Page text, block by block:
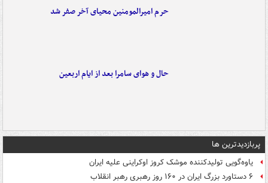
حرم امیرالمومنین محیای آخر صفر شد
حال و هوای سامرا بعد از ایام اربعین
پربازدیدترین ها
یاوه‌گویی تولیدکننده موشک کروز اوکراینی علیه ایران
۶ دستاورد بزرگ ایران در ۱۶۰ روز رهبری رهبر انقلاب